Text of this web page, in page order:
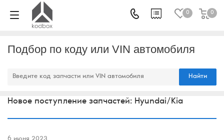
0 0
Подбор по коду или VIN автомобиля
Найти
Новое поступление запчастей: Hyundai/Kia